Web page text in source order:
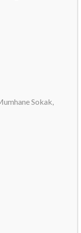
Sokak,